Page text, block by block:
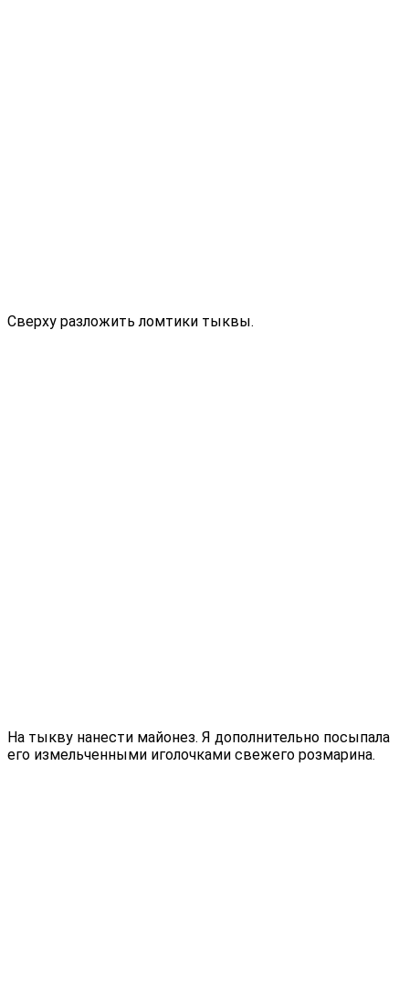
Сверху разложить ломтики тыквы.
На тыкву нанести майонез. Я дополнительно посыпала
его измельченными иголочками свежего розмарина.